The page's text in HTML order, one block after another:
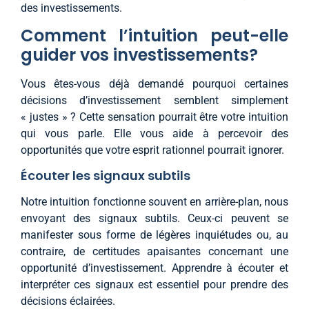
des investissements.
Comment l’intuition peut-elle
guider vos investissements?
Vous êtes-vous déjà demandé pourquoi certaines
décisions d’investissement semblent simplement
« justes » ? Cette sensation pourrait être votre intuition
qui vous parle. Elle vous aide à percevoir des
opportunités que votre esprit rationnel pourrait ignorer.
Écouter les signaux subtils
Notre intuition fonctionne souvent en arrière-plan, nous
envoyant des signaux subtils. Ceux-ci peuvent se
manifester sous forme de légères inquiétudes ou, au
contraire, de certitudes apaisantes concernant une
opportunité d’investissement. Apprendre à écouter et
interpréter ces signaux est essentiel pour prendre des
décisions éclairées.